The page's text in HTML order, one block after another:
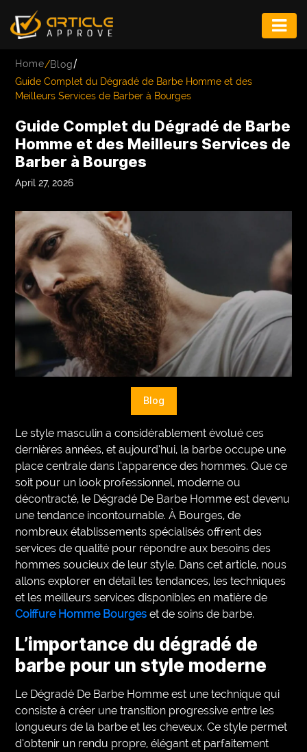
ENTERTAINMENT
FASHION
GAME
INFRASTRUCTURE
MUSIC
TECH
LIFESTYLE
EDUCATION
VEGETARIANS
AUTOMOTIVE
Home/Blog/
Guide Complet du Dégradé de Barbe Homme et des
Meilleurs Services de Barber à Bourges
Guide Complet du Dégradé de Barbe
Homme et des Meilleurs Services de
Barber à Bourges
April 27, 2026
Blog
Le style masculin a considérablement évolué ces
dernières années, et aujourd’hui, la barbe occupe une
place centrale dans l’apparence des hommes. Que ce
soit pour un look professionnel, moderne ou
décontracté, le Dégradé De Barbe Homme est devenu
une tendance incontournable. À Bourges, de
nombreux établissements spécialisés offrent des
services de qualité pour répondre aux besoins des
hommes soucieux de leur style. Dans cet article, nous
allons explorer en détail les tendances, les techniques
et les meilleurs services disponibles en matière de
Coiffure Homme Bourges et de soins de barbe.
L’importance du dégradé de
barbe pour un style moderne
Le Dégradé De Barbe Homme est une technique qui
consiste à créer une transition progressive entre les
longueurs de la barbe et les cheveux. Ce style permet
d’obtenir un rendu propre, élégant et parfaitement